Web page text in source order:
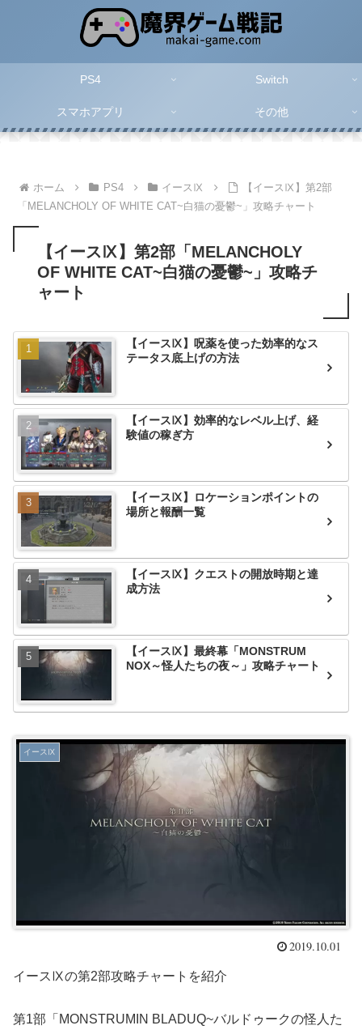
PS4 Switch
スマホアプリ その他
ホーム PS4 イースⅨ
【イースⅨ】第2部
「MELANCHOLY OF WHITE CAT~白猫の憂鬱~」攻略チャート
【イースⅨ】第2部「MELANCHOLY
OF WHITE CAT~白猫の憂鬱~」攻略チ
ャート
【イースⅨ】呪薬を使った効率的なス
テータス底上げの方法
【イースⅨ】効率的なレベル上げ、経
験値の稼ぎ方
【イースⅨ】ロケーションポイントの
場所と報酬一覧
【イースⅨ】クエストの開放時期と達
成方法
【イースⅨ】最終幕「MONSTRUM
NOX～怪人たちの夜～」攻略チャート
イースⅨ
2019.10.01
イースⅨの第2部攻略チャートを紹介
第1部「MONSTRUMIN BLADUQ~バルドゥークの怪人た